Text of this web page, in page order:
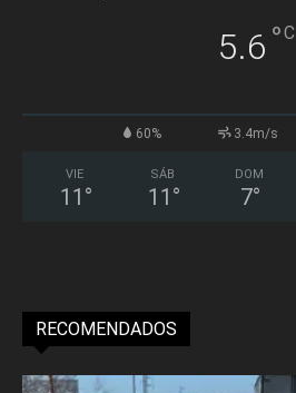
5.6 °C
60% 3.4m/s
VIE
11 °
SÁB
11 °
DOM
7°
RECOMENDADOS